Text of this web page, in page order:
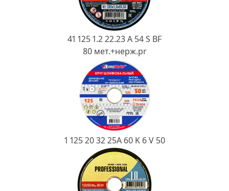
Ковш разливочный
Огнеупорная SiC смесь
41 125 1.2 22.23 A 54 S BF
80 мет.+нерж.pr
1 125 20 32 25А 60 K 6 V 50